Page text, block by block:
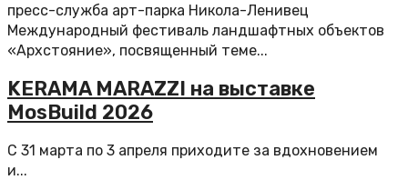
пресс-служба арт-парка Никола-Ленивец
Международный фестиваль ландшафтных объектов
«Архстояние», посвященный теме...
KERAMA MARAZZI на выставке
MosBuild 2026
С 31 марта по 3 апреля приходите за вдохновением
и...